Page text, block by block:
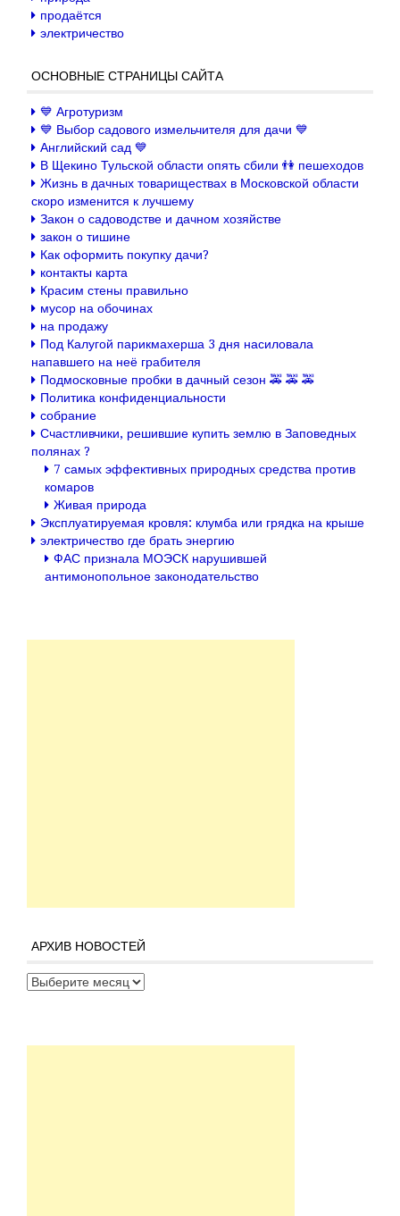
продаётся
электричество
ОСНОВНЫЕ СТРАНИЦЫ САЙТА
💙 Агротуризм
💙 Выбор садового измельчителя для дачи 💙
Английский сад 💙
В Щекино Тульской области опять сбили 👫 пешеходов
Жизнь в дачных товариществах в Московской области
скоро изменится к лучшему
Закон о садоводстве и дачном хозяйстве
закон о тишине
Как оформить покупку дачи?
контакты карта
Красим стены правильно
мусор на обочинах
на продажу
Под Калугой парикмахерша 3 дня насиловала
напавшего на неё грабителя
Подмосковные пробки в дачный сезон 🚕 🚕 🚕
Политика конфиденциальности
собрание
Счастливчики, решившие купить землю в Заповедных
полянах ?
7 самых эффективных природных средства против
комаров
Живая природа
Эксплуатируемая кровля: клумба или грядка на крыше
электричество где брать энергию
ФАС признала МОЭСК нарушившей
антимонопольное законодательство
АРХИВ НОВОСТЕЙ
Архив новостей